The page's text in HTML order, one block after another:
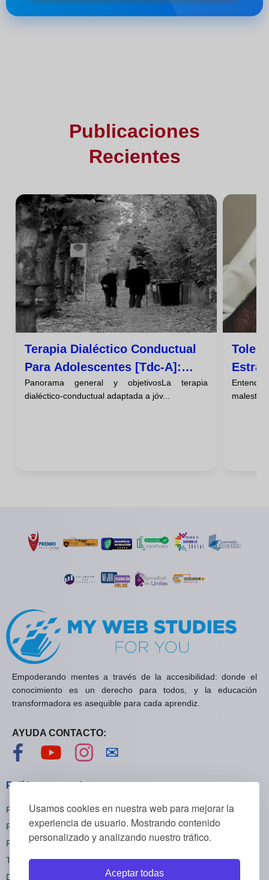
Usamos cookies en nuestra web para mejorar la
experiencia de usuario. Mostrando contenido
personalizado y analizando nuestro tráfico.
Aceptar todas
Publicaciones
Recientes
Terapia Dialéctico Conductual
Para Adolescentes [tdc-A]:
Enfoque Familiar
Panorama general y objetivosLa terapia
dialéctico-conductual adaptada a jóv...
Una
malestar
Empoderando mentes a través de la accesibilidad: donde el
conocimiento es un derecho para todos, y la educación
transformadora es asequible para cada aprendiz.
AYUDA CONTACTO:
Visítanos en Facebook
Visítanos en YouTube
Visítanos en Instagram
✉
Políticas generales
Políticas de privacidad
Políticas de cookies
Políticas de reembolsos
Términos y condiciones
Darse de baja